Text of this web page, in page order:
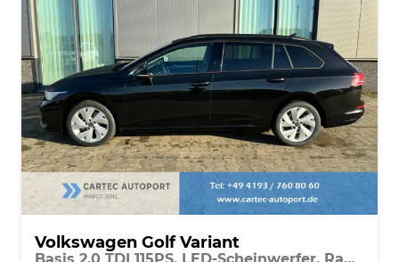
Volkswagen Golf Variant
Basis 2.0 TDI 115PS, LED-Scheinwerfer, Radio Composition 10,3" + Wireless App-Connect, Parksensoren vorne und hinten, Climatronic, M-Lederlenkrad, Digitales Cockpit, Reserverad, Dachreling